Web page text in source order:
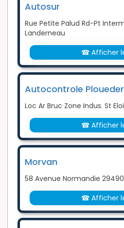
Autosur
Rue Petite Palud Rd-Pt
Landerneau
☎ Afficher
Autocontrole
Loc Ar Bruc Zone Indus. St
☎ Afficher
Morvan
58 Avenue Normandie
☎ Afficher